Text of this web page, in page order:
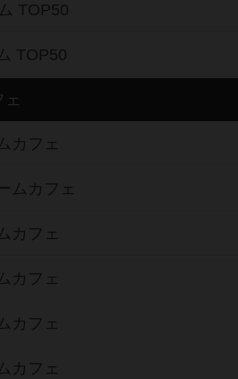
TOP50
TOP50
ェ
カフェ
ムカフェ
カフェ
カフェ
カフェ
カフェ